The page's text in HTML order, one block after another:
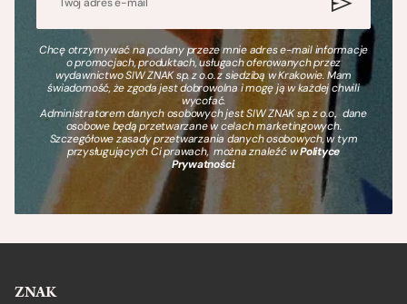
Chcę otrzymywać na podany przeze mnie adres e-mail informacje
o promocjach, produktach, usługach oferowanych przez
wydawnictwo SIW ZNAK sp. z o.o. z siedzibą w Krakowie. Mam
świadomość, że zgoda jest dobrowolna i mogę ją w każdej chwili
wycofać.
Administratorem danych osobowych jest SIW ZNAK sp. z o.o., dane
osobowe będą przetwarzane w celach marketingowych.
Szczegółowe zasady przetwarzania danych osobowych, w tym
przysługujących Ci prawach, można znaleźć wPolityce
Prywatności.
ZNAK